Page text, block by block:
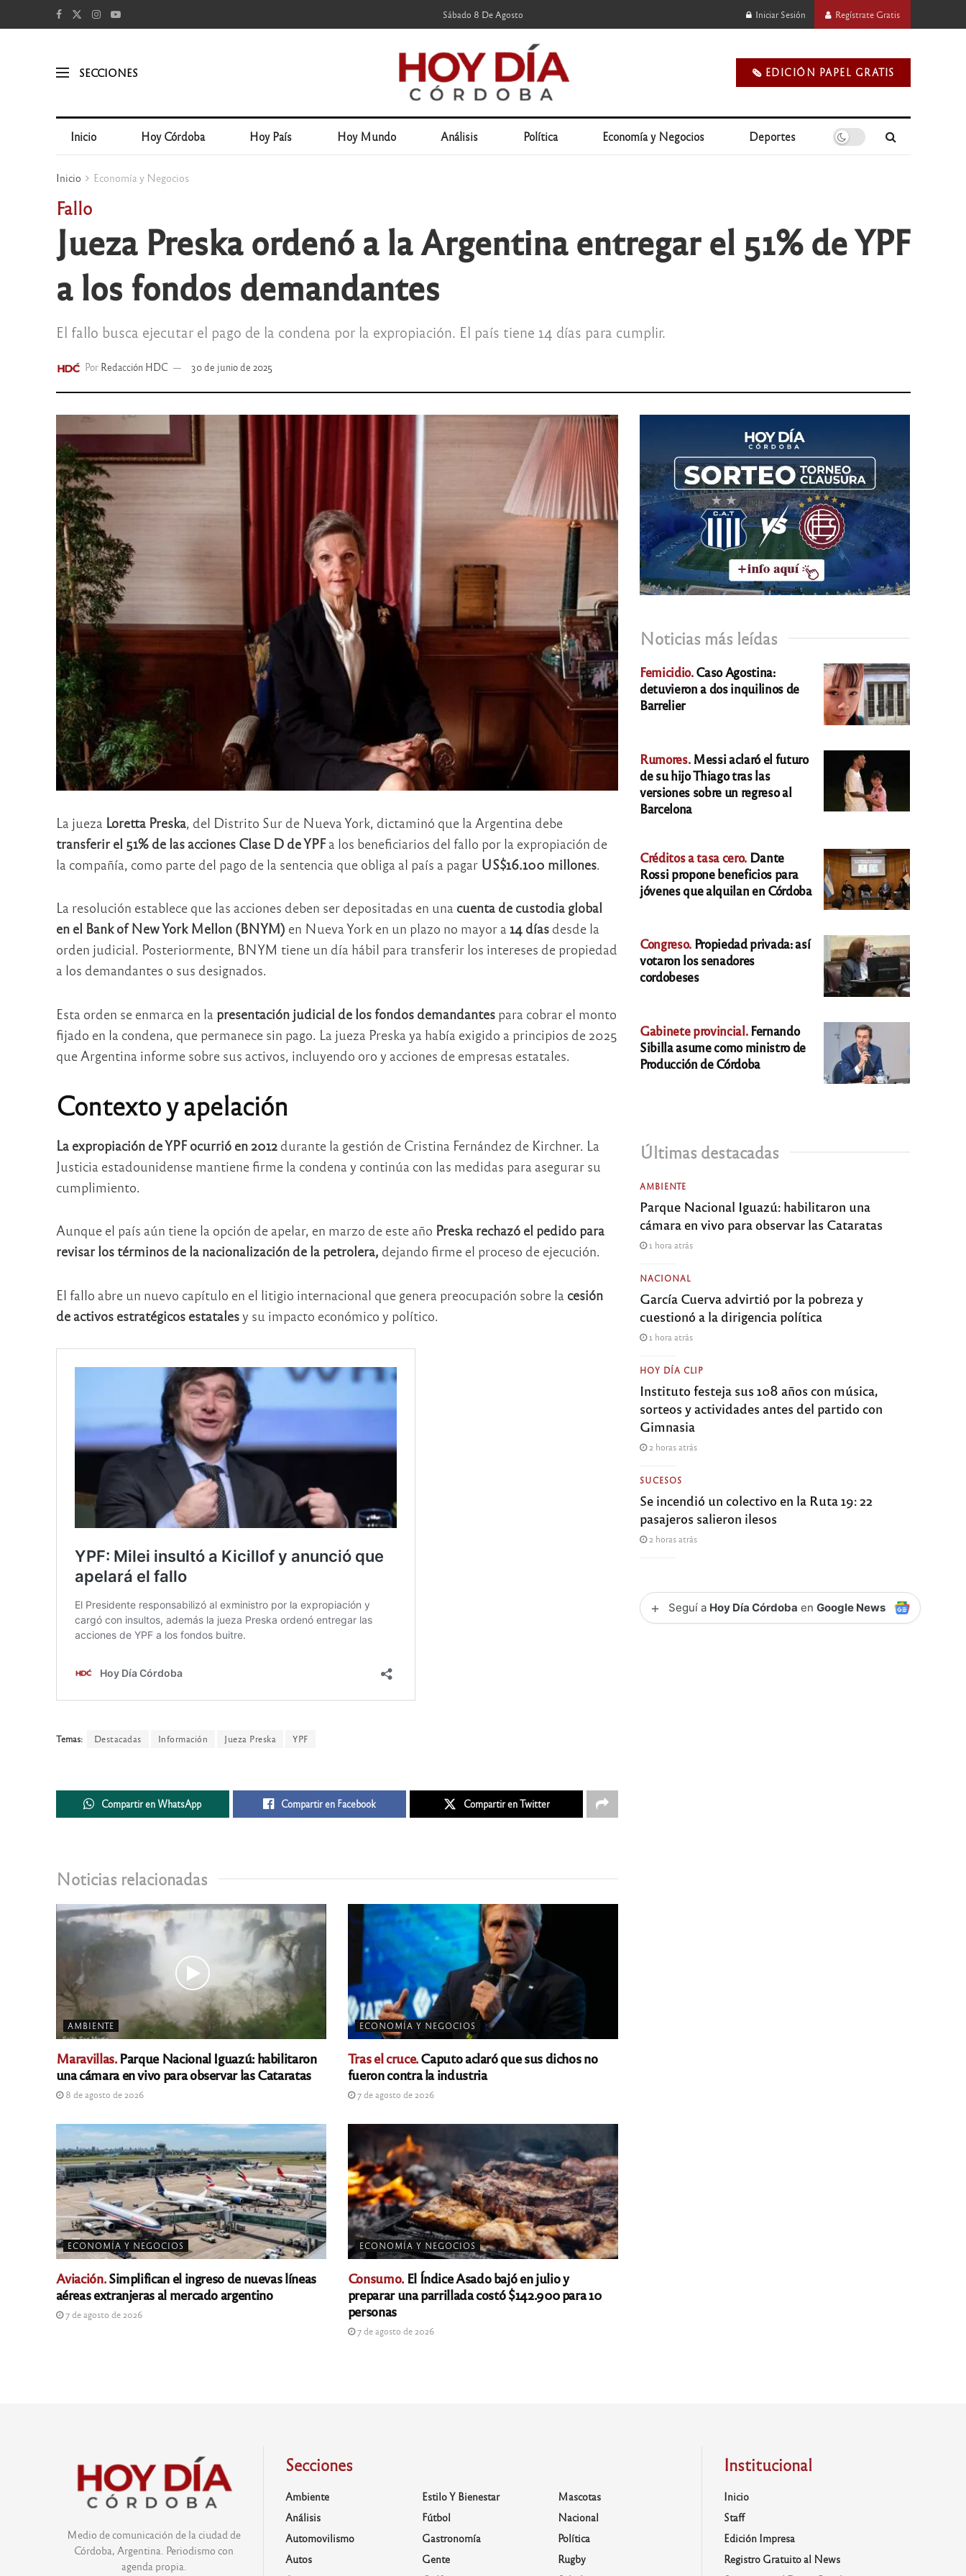
Sábado 8 De Agosto Iniciar Sesión Regístrate Gratis
SECCIONES 🗞️ EDICIÓN PAPEL GRATIS
Inicio Hoy Córdoba Hoy País Hoy Mundo Análisis Política Economía y Negocios Deportes
Inicio Economía y Negocios
Fallo
Jueza Preska ordenó a la Argentina entregar el 51% de YPF
a los fondos demandantes
El fallo busca ejecutar el pago de la condena por la expropiación. El país tiene 14 días para cumplir.
Por Redacción HDC 30 de junio de 2025
La jueza Loretta Preska , del Distrito Sur de Nueva York, dictaminó que la Argentina debe
transferir el 51% de las acciones Clase D de YPFa los beneficiarios del fallo por la expropiación de
la compañía, como parte del pago de la sentencia que obliga al país a pagar US$16.100 millones.
La resolución establece que las acciones deben ser depositadas en una cuenta de custodia global
en el Bank of New York Mellon (BNYM) en Nueva York en un plazo no mayor a 14 díasdesde la
orden judicial. Posteriormente, BNYM tiene un día hábil para transferir los intereses de propiedad
a los demandantes o sus designados.
Esta orden se enmarca en la presentación judicial de los fondos demandantespara cobrar el monto
fijado en la condena, que permanece sin pago. La jueza Preska ya había exigido a principios de 2025
que Argentina informe sobre sus activos, incluyendo oro y acciones de empresas estatales.
Contexto y apelación
La expropiación de YPF ocurrió en 2012 durante la gestión de Cristina Fernández de Kirchner. La
Justicia estadounidense mantiene firme la condena y continúa con las medidas para asegurar su
cumplimiento.
Aunque el país aún tiene la opción de apelar, en marzo de este año Preska rechazó el pedido para
revisar los términos de la nacionalización de la petrolera, dejando firme el proceso de ejecución.
El fallo abre un nuevo capítulo en el litigio internacional que genera preocupación sobre la cesión
de activos estratégicos estatalesy su impacto económico y político.
Temas: Destacadas Información Jueza Preska YPF
Compartir en WhatsApp Compartir en Facebook Compartir en Twitter
Noticias relacionadas
AMBIENTE
Maravillas.Parque Nacional Iguazú: habilitaron
una cámara en vivo para observar las Cataratas
8 de agosto de 2026
ECONOMÍA Y NEGOCIOS
Tras el cruce.Caputo aclaró que sus dichos no
fueron contra la industria
7 de agosto de 2026
ECONOMÍA Y NEGOCIOS
Aviación.Simplifican el ingreso de nuevas líneas
aéreas extranjeras al mercado argentino
7 de agosto de 2026
ECONOMÍA Y NEGOCIOS
Consumo.El Índice Asado bajó en julio y
preparar una parrillada costó $142.900 para 10
personas
7 de agosto de 2026
Noticias más leídas
Femicidio.Caso Agostina:
detuvieron a dos inquilinos de
Barrelier
Rumores.Messi aclaró el futuro
de su hijo Thiago tras las
versiones sobre un regreso al
Barcelona
Créditos a tasa cero. Dante
Rossi propone beneficios para
jóvenes que alquilan en Córdoba
Congreso. Propiedad privada: así
votaron los senadores
cordobeses
Gabinete provincial.Fernando
Sibilla asume como ministro de
Producción de Córdoba
Últimas destacadas
AMBIENTE
Parque Nacional Iguazú: habilitaron una
cámara en vivo para observar las Cataratas
1 hora atrás
NACIONAL
García Cuerva advirtió por la pobreza y
cuestionó a la dirigencia política
1 hora atrás
HOY DÍA CLIP
Instituto festeja sus 108 años con música,
sorteos y actividades antes del partido con
Gimnasia
2 horas atrás
SUCESOS
Se incendió un colectivo en la Ruta 19: 22
pasajeros salieron ilesos
2 horas atrás
+ Seguí a Hoy Día Córdoba enGoogle News
Medio de comunicación de la ciudad de
Córdoba, Argentina. Periodismo con
agenda propia.
Secciones
Ambiente
Análisis
Automovilismo
Autos
Estilo Y Bienestar
Fútbol
Gastronomía
Gente
Mascotas
Nacional
Política
Rugby
Institucional
Inicio
Staff
Edición Impresa
Registro Gratuito al News